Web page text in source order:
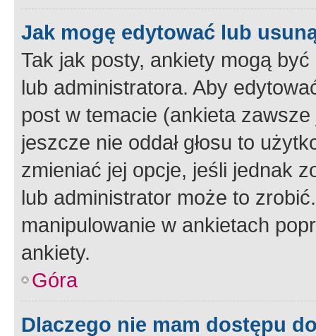
Jak mogę edytować lub
Tak jak posty, ankiety mogą
lub administratora. Aby
post w temacie (ankieta
jeszcze nie oddał głosu to
zmieniać jej opcje, jeśli jednak
lub administrator może to
manipulowanie w ankietach
ankiety.
Góra
Dlaczego nie mam dostępu